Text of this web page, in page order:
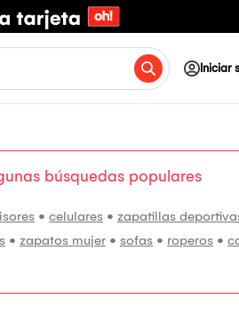
Iniciar
búsquedas populares
• celulares • zapatillas
• zapatos mujer • sofas • roperos •